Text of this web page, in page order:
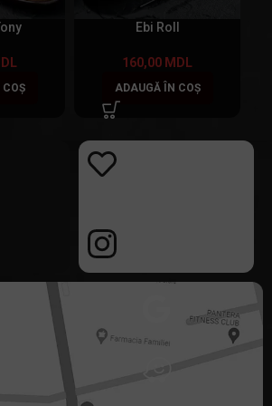
Ebi Roll
160,00 MDL
ADAUGĂ ÎN COȘ